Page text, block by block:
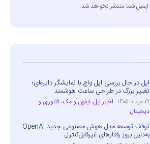
ایمیل شما منتشر نخواهد شد.
اپل در حال بررسی اپل واچ با نمایشگر دایره‌ای؛
تغییر بزرگ در طراحی ساعت هوشمند
۱۹ مرداد ۱۴۰۵ اخبار اپل، آیفون و مک، فناوری و
دیجیتال
توقف توسعه مدل هوش مصنوعی جدید OpenAI
به‌دلیل بروز رفتارهای غیرقابل‌کنترل